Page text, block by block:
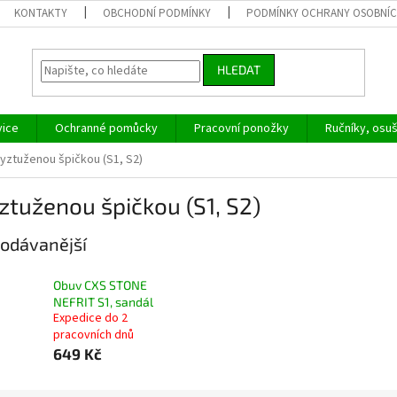
KONTAKTY OBCHODNÍ PODMÍNKY PODMÍNKY OCHRANY
HLEDAT
Ochranné pomůcky Pracovní ponožky Ručníky,
špičkou (S1, S2)
špičkou (S1, S2)
Obuv CXS STONE
NEFRIT S1, sandál
Expedice do 2
pracovních dnů
649 Kč